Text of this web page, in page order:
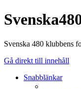
Svenska 480 klubbens
Gå direkt till innehåll
Snabblänkar